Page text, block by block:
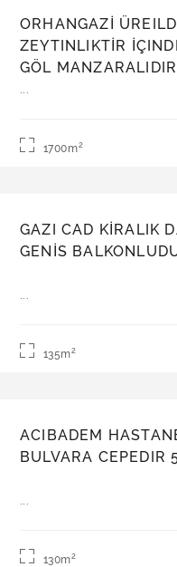
ORHANGAZİ
ZEYTINLIKTİR
GÖL
yoldur
1700m2
GAZI CAD KİRALIK
GENİS
135m2
ACIBADEM
BULVARA CEPEDIR
130m2